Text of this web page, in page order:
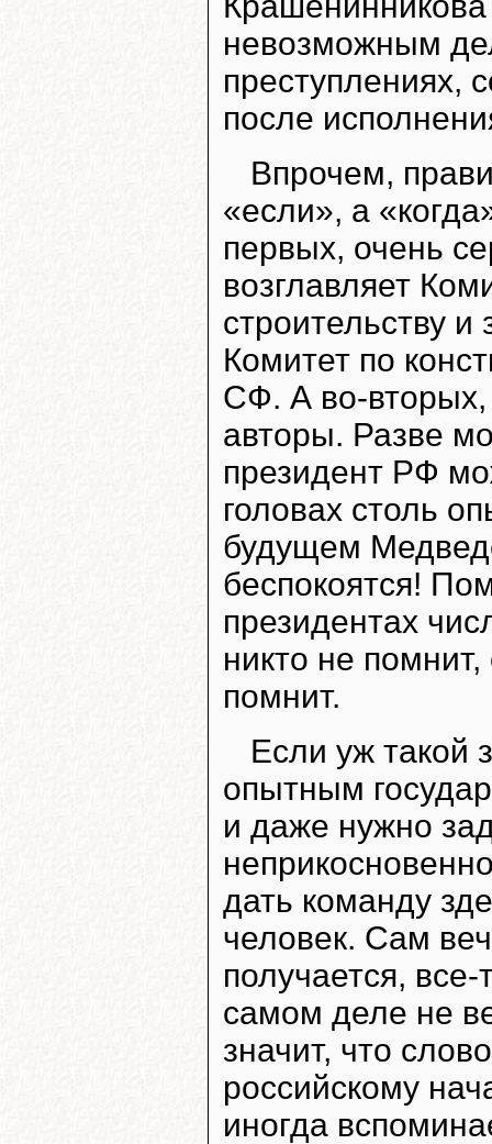
невозможным
преступлениях,
после
Впрочем,
«если», а
первых, очень
возглавляет
строительству
Комитет по
СФ. А во-вторых,
авторы. Разве
президент РФ
головах столь
будущем
беспокоятся!
президентах
никто не
помнит.
Если уж такой
опытным
и даже нужно
дать команду
человек. Сам
получается,
самом деле не
значит, что
российскому
иногда